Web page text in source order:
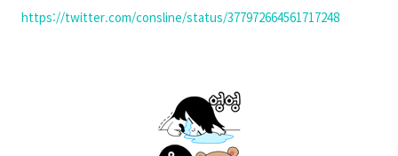
https://twitter.com/consline/status/377972664561717248